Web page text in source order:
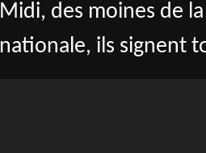
Midi, des moines de
nationale, ils signent